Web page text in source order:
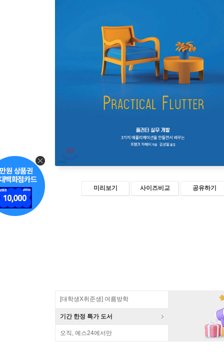
미리보기 사이즈비교 공유하기
[대학생X취준생] 여름방학
기간 한정 특가 도서
오직, 예스24에서만